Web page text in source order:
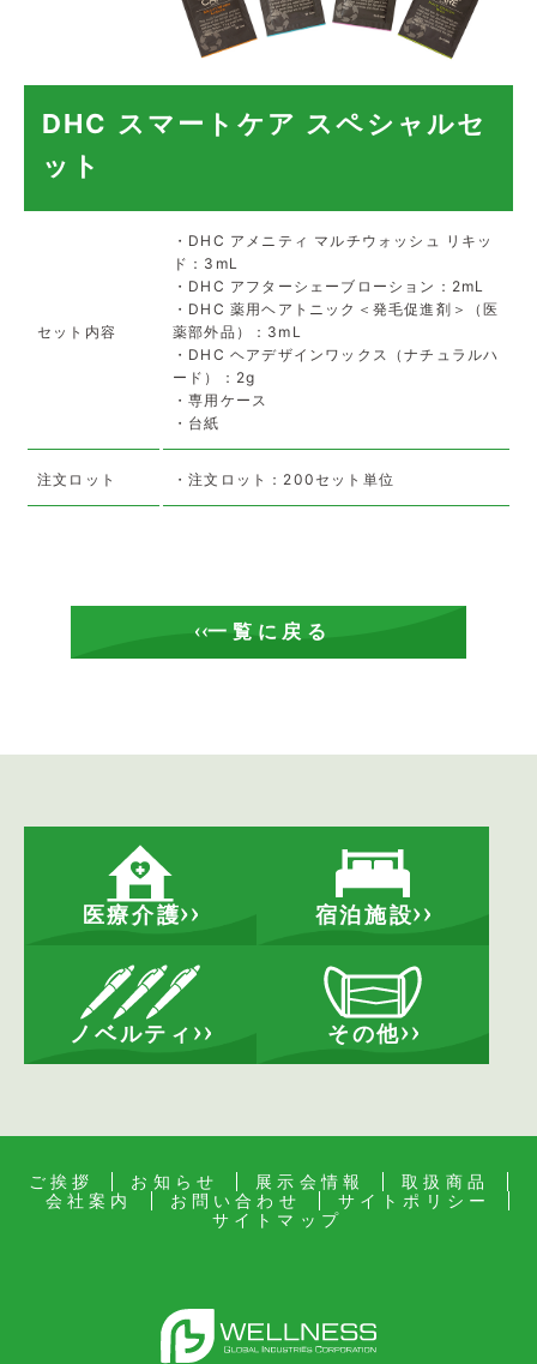
DHC スマートケア スペシャルセ
ット
セット内容
・DHC アメニティ マルチウォッシュ リキッ
ド：3mL
・DHC アフターシェーブローション：2mL
・DHC 薬用ヘアトニック＜発毛促進剤＞（医
薬部外品）：3mL
・DHC ヘアデザインワックス（ナチュラルハ
ード）：2g
・専用ケース
・台紙
注文ロット ・注文ロット：200セット単位
一覧に戻る
医療介護 宿泊施設
ノベルティ その他
ご挨拶 お知らせ 展示会情報
取扱商品
会社案内
お問い合わせ
サイトポリシー
サイトマップ